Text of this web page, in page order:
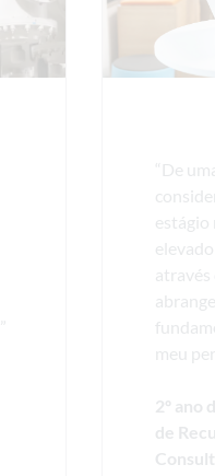
“De
estágio
meu
2º ano
de